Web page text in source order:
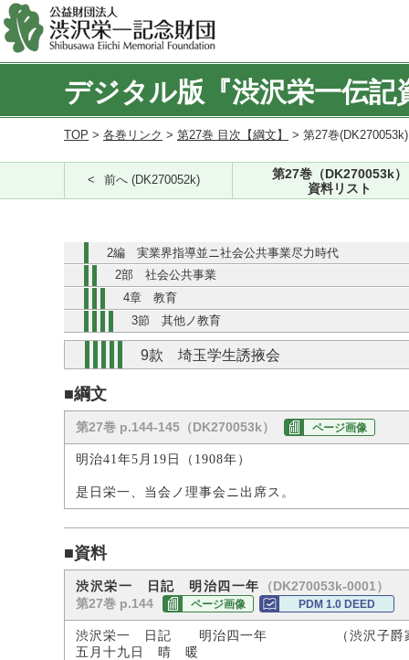
デジタル版『渋沢栄一伝記
TOP > 各巻リンク > 第27巻 目次【綱文】 > 第27巻
前へ (DK270052k)
第27巻（DK270053k）
資料リスト
2編 実業界指導並ニ社会公共事業尽力時代
2部 社会公共事業
4章 教育
3節 其他ノ教育
9款 埼玉学生誘掖会
■綱文
第27巻 p.144-145（DK270053k） ページ画像
明治41年5月19日（1908年）
是日栄一、当会ノ理事会ニ出席ス。
■資料
渋沢栄一 日記 明治四一年
（DK270053k-0001）
第27巻 p.144
ページ画像 PDM 1.0 DEED
渋沢栄一 日記 明治四一年 （渋沢子爵家
五月十九日 晴 暖